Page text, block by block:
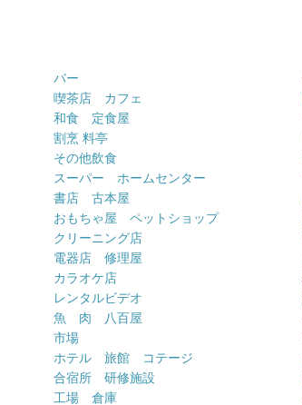
バー
喫茶店 カフェ
和食 定食屋
割烹 料亭
その他飲食
スーパー ホームセンター
書店 古本屋
おもちゃ屋 ペットショップ
クリーニング店
電器店 修理屋
カラオケ店
レンタルビデオ
魚 肉 八百屋
市場
ホテル 旅館 コテージ
合宿所 研修施設
工場 倉庫